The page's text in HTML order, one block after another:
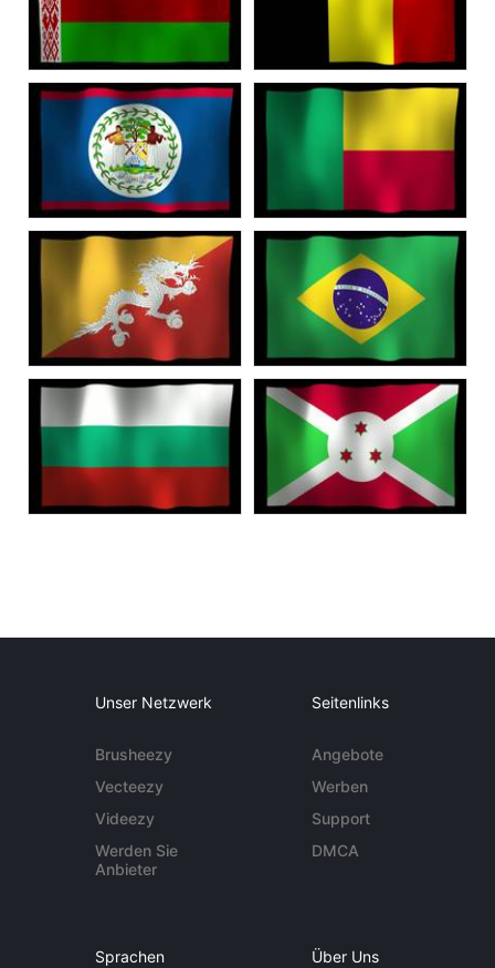
Unser Netzwerk
Brusheezy
Vecteezy
Videezy
Werden Sie
Anbieter
Seitenlinks
Angebote
Werben
Support
DMCA
Sprachen Über Uns